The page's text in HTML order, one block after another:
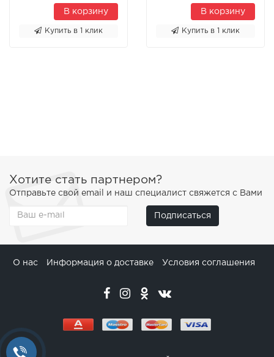
В корзину
Купить в 1 клик
В корзину
Купить в 1 клик
Хотите стать партнером?
Отправьте свой email и наш специалист свяжется с Вами
Подписаться
О нас Информация о доставке Условия соглашения